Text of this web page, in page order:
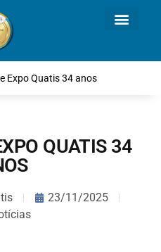
Expo Quatis 34 anos
QUATIS 34
23/11/2025